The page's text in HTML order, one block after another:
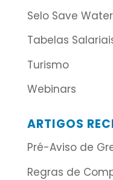
Selo Save Water
Tabelas
Turismo
Webinars
ARTIGOS
Pré-Aviso de
Regras de